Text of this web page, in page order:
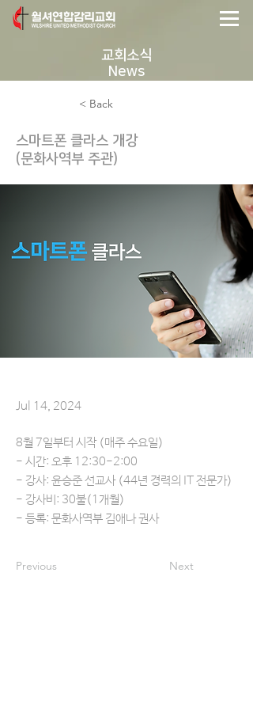
교회소식
News
Jul 14, 2024
8월 7일부터 시작 (매주 수요일)
- 시간: 오후 12:30-2:00
- 강사: 윤승준 선교사 (44년 경력의 IT 전문가)
- 강사비: 30불(1개월)
- 등록: 문화사역부 김애나 권사
Previous Next
< Back
스마트폰 클라스 개강
(문화사역부 주관)